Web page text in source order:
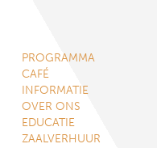
PROGRAMMA
CAFÉ
INFORMATIE
OVER ONS
EDUCATIE
ZAALVERHUUR